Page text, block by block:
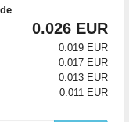
0.026 EUR
0.019 EUR
0.017 EUR
0.013 EUR
0.011 EUR